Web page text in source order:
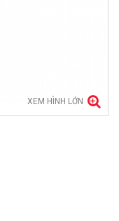
XEM HÌNH LỚN